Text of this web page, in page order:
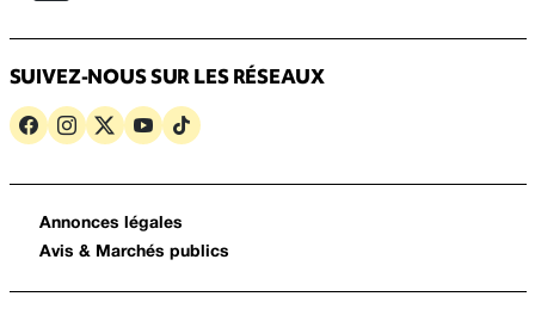
SUIVEZ-NOUS SUR LES RÉSEAUX
Annonces légales
Avis & Marchés publics